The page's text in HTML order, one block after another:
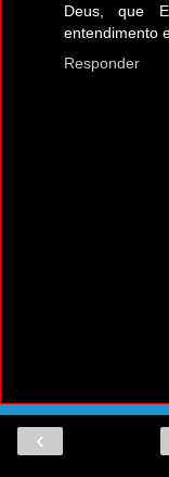
Deus, que
entendimento
Responder
‹